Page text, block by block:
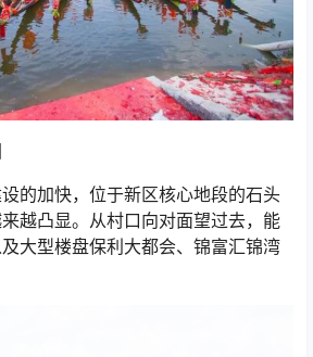
的加快，位于新区核心地段的石头
越凸显。从村口向对面望过去，能
大型楼盘保利大都会、锦富汇锦湾